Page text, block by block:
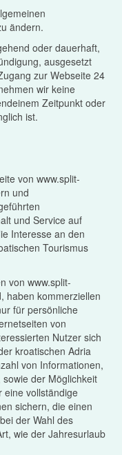
ändern.
oder dauerhaft,
ausgesetzt
zur Webseite 24
wir keine
Zeitpunkt oder
ist.
von www.split-
und
und Service auf
Interesse an den
Tourismus
von www.split-
haben kommerziellen
für persönliche
von
Nutzer sich
kroatischen Adria
von Informationen,
der Möglichkeit
eine vollständige
sichern, die einen
der Wahl des
wie der Jahresurlaub